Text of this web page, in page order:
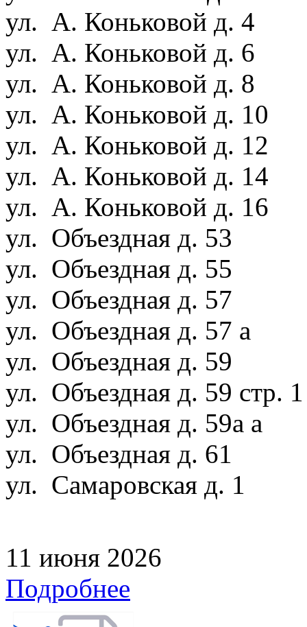
ул. А. Коньковой д. 4
ул. А. Коньковой д. 6
ул. А. Коньковой д. 8
ул. А. Коньковой д. 10
ул. А. Коньковой д. 12
ул. А. Коньковой д. 14
ул. А. Коньковой д. 16
ул. Объездная д. 53
ул. Объездная д. 55
ул. Объездная д. 57
ул. Объездная д. 57 а
ул. Объездная д. 59
ул. Объездная д. 59 стр.
ул. Объездная д. 59а а
ул. Объездная д. 61
ул. Самаровская д. 1
11 июня 2026
Подробнее